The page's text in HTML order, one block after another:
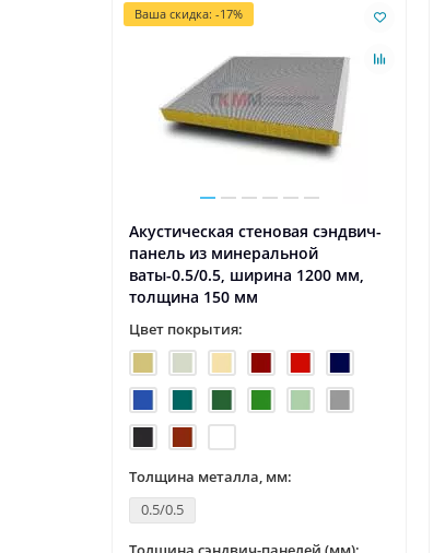
Ваша скидка: -17%
Акустическая стеновая сэндвич-
панель из минеральной
ваты-0.5/0.5, ширина 1200 мм,
толщина 150 мм
Цвет покрытия:
Толщина металла, мм:
0.5/0.5